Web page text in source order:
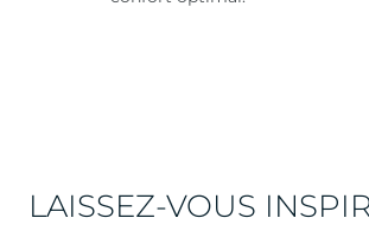
LAISSEZ-VOUS